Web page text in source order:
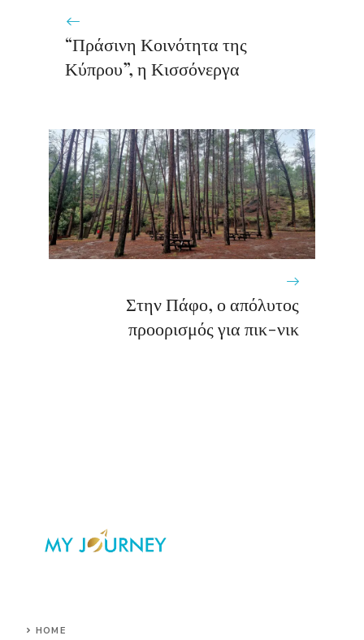
“Πράσινη Κοινότητα της
Κύπρου”, η Κισσόνεργα
Στην Πάφο, ο απόλυτος
προορισμός για πικ-νικ
HOME